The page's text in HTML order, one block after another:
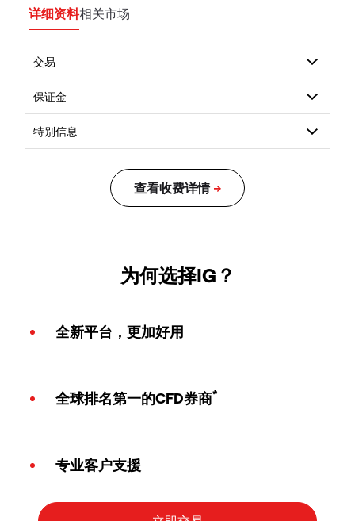
详细资料相关市场
为何选择IG？
全新平台，更加好用
全球排名第一的CFD券商*
专业客户支援